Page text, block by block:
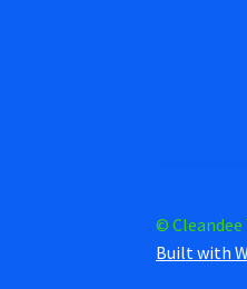
© Cleandee
Built with